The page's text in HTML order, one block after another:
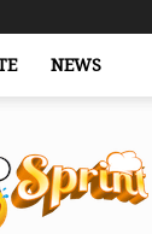
NEWS